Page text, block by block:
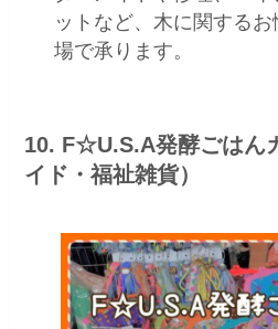
ットなど、木に関する
場で承ります。
10. F☆U.S.A発酵ごはん
イド・福祉雑貨）